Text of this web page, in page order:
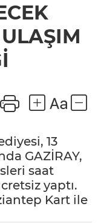
13
GAZİRAY,
saat
yaptı.
Kart ile